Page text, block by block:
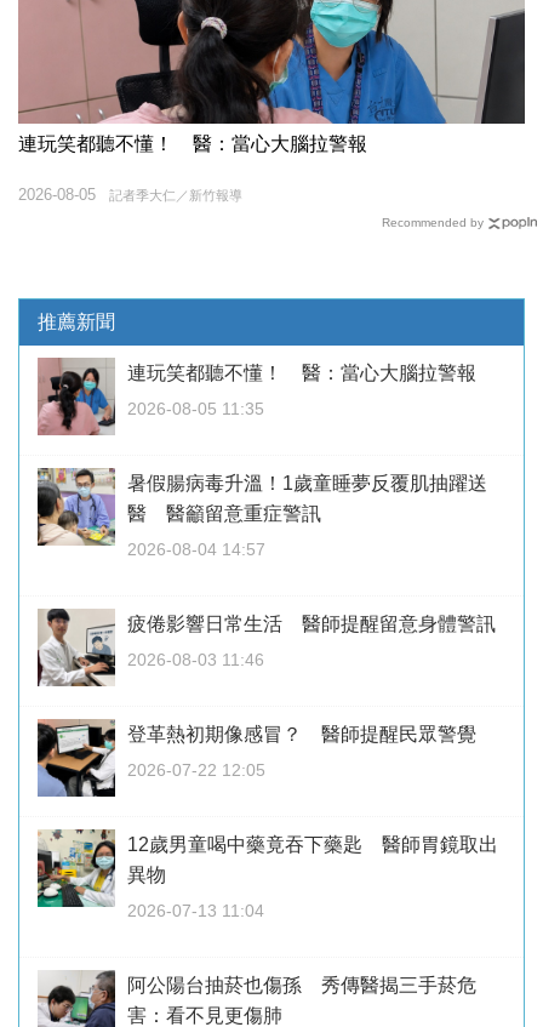
連玩笑都聽不懂！ 醫：當心大腦拉警報
記者季大仁／新竹報導
2026-08-05
Recommended by
推薦新聞
連玩笑都聽不懂！ 醫：當心大腦拉警報
2026-08-05 11:35
暑假腸病毒升溫！1歲童睡夢反覆肌抽躍送
醫 醫籲留意重症警訊
2026-08-04 14:57
疲倦影響日常生活 醫師提醒留意身體警訊
2026-08-03 11:46
登革熱初期像感冒？ 醫師提醒民眾警覺
2026-07-22 12:05
12歲男童喝中藥竟吞下藥匙 醫師胃鏡取出
異物
2026-07-13 11:04
阿公陽台抽菸也傷孫 秀傳醫揭三手菸危
害：看不見更傷肺